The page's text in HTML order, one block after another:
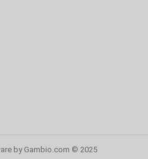
by Gambio.com © 2025